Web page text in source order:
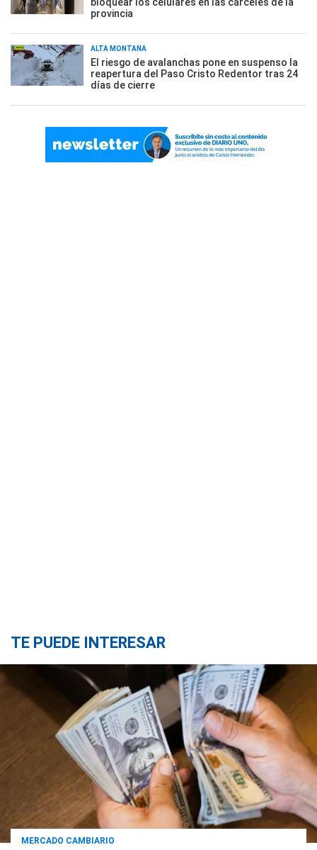
provincia
ALTA MONTAÑA
El riesgo de avalanchas pone en suspenso la
reapertura del Paso Cristo Redentor tras 24
días de cierre
TE PUEDE INTERESAR
MERCADO CAMBIARIO